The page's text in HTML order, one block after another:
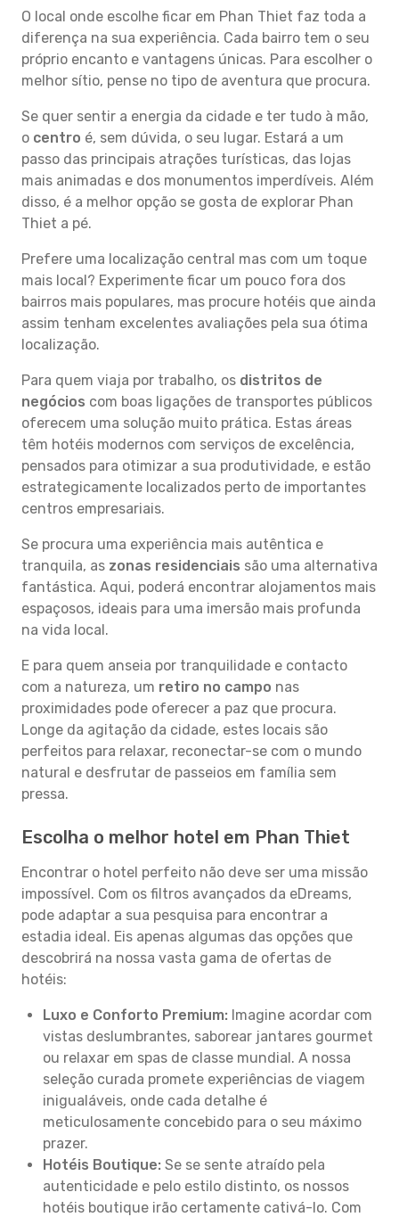
O local onde escolhe ficar em Phan Thiet faz toda a
diferença na sua experiência. Cada bairro tem o seu
próprio encanto e vantagens únicas. Para escolher o
melhor sítio, pense no tipo de aventura que procura.
Se quer sentir a energia da cidade e ter tudo à mão,
o centro é, sem dúvida, o seu lugar. Estará a um
passo das principais atrações turísticas, das lojas
mais animadas e dos monumentos imperdíveis. Além
disso, é a melhor opção se gosta de explorar Phan
Thiet a pé.
Prefere uma localização central mas com um toque
mais local? Experimente ficar um pouco fora dos
bairros mais populares, mas procure hotéis que ainda
assim tenham excelentes avaliações pela sua ótima
localização.
Para quem viaja por trabalho, os distritos de
negócios com boas ligações de transportes públicos
oferecem uma solução muito prática. Estas áreas
têm hotéis modernos com serviços de excelência,
pensados para otimizar a sua produtividade, e estão
estrategicamente localizados perto de importantes
centros empresariais.
Se procura uma experiência mais autêntica e
tranquila, as zonas residenciais são uma alternativa
fantástica. Aqui, poderá encontrar alojamentos mais
espaçosos, ideais para uma imersão mais profunda
na vida local.
E para quem anseia por tranquilidade e contacto
com a natureza, um retiro no campo nas
proximidades pode oferecer a paz que procura.
Longe da agitação da cidade, estes locais são
perfeitos para relaxar, reconectar-se com o mundo
natural e desfrutar de passeios em família sem
pressa.
Escolha o melhor hotel em Phan Thiet
Encontrar o hotel perfeito não deve ser uma missão
impossível. Com os filtros avançados da eDreams,
pode adaptar a sua pesquisa para encontrar a
estadia ideal. Eis apenas algumas das opções que
descobrirá na nossa vasta gama de ofertas de
hotéis:
Luxo e Conforto Premium: Imagine acordar com
vistas deslumbrantes, saborear jantares gourmet
ou relaxar em spas de classe mundial. A nossa
seleção curada promete experiências de viagem
inigualáveis, onde cada detalhe é
meticulosamente concebido para o seu máximo
prazer.
Hotéis Boutique: Se se sente atraído pela
autenticidade e pelo estilo distinto, os nossos
hotéis boutique irão certamente cativá-lo. Com